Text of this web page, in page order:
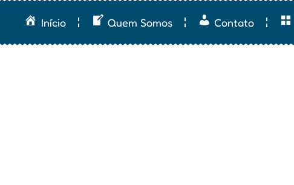
Início Quem Somos Contato